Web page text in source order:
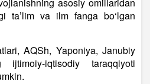
asosiy omillaridan
ta’lim va ilm fanga bo‘lgan
AQSh, Yaponiya, Janubiy
ijtimoiy-iqtisodiy taraqqiyoti